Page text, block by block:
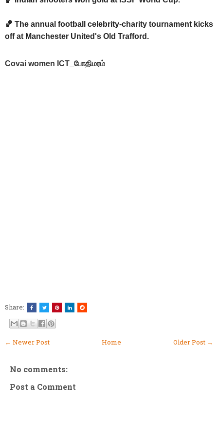
🏀 The annual football celebrity-charity tournament kicks
off at Manchester United's Old Trafford.
Covai women ICT_போதிமரம்
Share:
← Newer Post Older Post →
Home
No comments:
Post a Comment